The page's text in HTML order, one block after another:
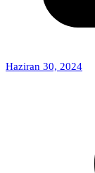
Haziran 30, 2024